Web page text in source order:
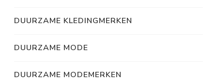
DUURZAME KLEDINGMERKEN
DUURZAME MODE
DUURZAME MODEMERKEN